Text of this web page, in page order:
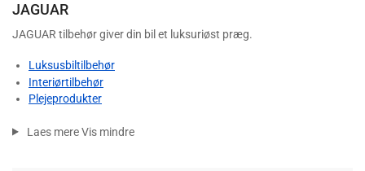
JAGUAR
JAGUAR tilbehør giver din bil et luksuriøst præg.
Luksusbiltilbehør
Interiørtilbehør
Plejeprodukter
Laes mereVis mindre